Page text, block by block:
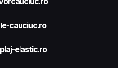
cauciuc.ro
elastic.ro